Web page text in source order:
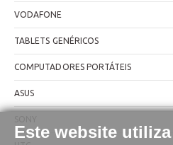
Este website
VODAFONE
TABLETS GENÉRICOS
COMPUTADORES PORTÁTEIS
ASUS